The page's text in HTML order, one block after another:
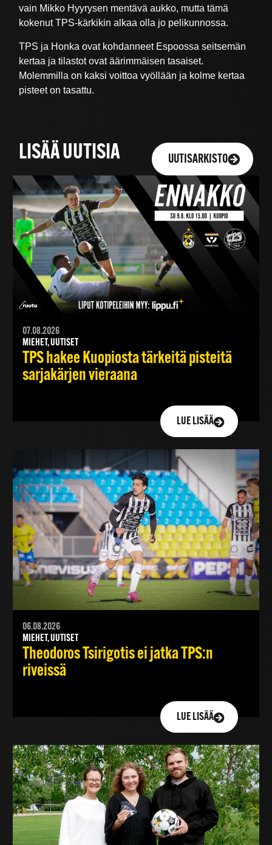
vain Mikko Hyyrysen mentävä aukko, mutta tämä
kokenut TPS-kärkikin alkaa olla jo pelikunnossa.
TPS ja Honka ovat kohdanneet Espoossa seitsemän
kertaa ja tilastot ovat äärimmäisen tasaiset.
Molemmilla on kaksi voittoa vyöllään ja kolme kertaa
pisteet on tasattu.
LISÄÄ UUTISIA UUTISARKISTO
07.08.2026
MIEHET, UUTISET
TPS hakee Kuopiosta tärkeitä pisteitä
sarjakärjen vieraana
LUE LISÄÄ
06.08.2026
MIEHET, UUTISET
Theodoros Tsirigotis ei jatka TPS:n
riveissä
LUE LISÄÄ